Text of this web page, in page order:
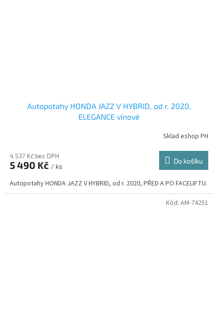
Autopotahy HONDA JAZZ V HYBRID, od r. 2020,
ELEGANCE vínové
Sklad eshop PH
4 537 Kč bez DPH
5 490 Kč / ks
Do košíku
Autopotahy HONDA JAZZ V HYBRID, od r. 2020, PŘED A PO FACELIFTU.
Kód: AM-74251